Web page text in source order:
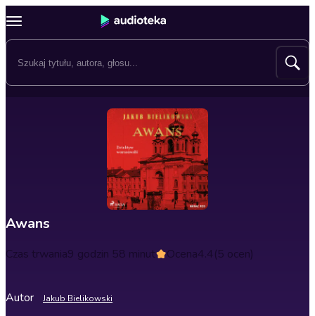
Awans
Czas trwania9 godzin 58 minut Ocena4.4(5 ocen)
Autor Jakub Bielikowski